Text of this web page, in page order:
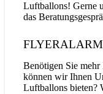
Luftballons! Gerne
das
FLYERALARM
Benötigen Sie
können wir Ihnen
Luftballons bieten?